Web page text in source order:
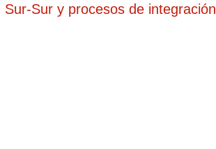
Sur y procesos de integración